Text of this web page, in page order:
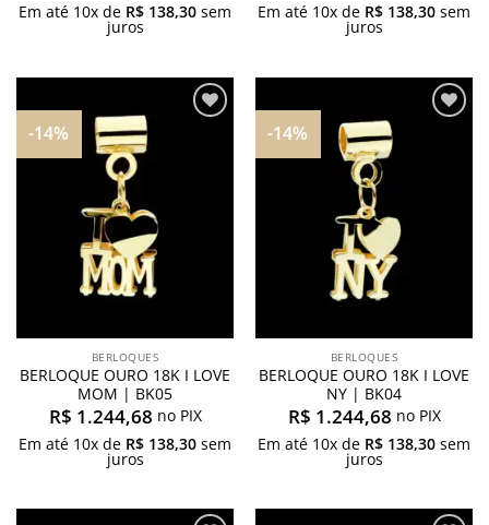
Em até 10x de R$ 138,30 sem
juros
Em até 10x de R$ 138,30 sem
juros
-14%
BERLOQUES
BERLOQUE OURO 18K I LOVE
MOM | BK05
R$ 1.244,68 no PIX
Em até 10x de R$ 138,30 sem
juros
-14%
BERLOQUES
BERLOQUE OURO 18K I LOVE
NY | BK04
R$ 1.244,68 no PIX
Em até 10x de R$ 138,30 sem
juros